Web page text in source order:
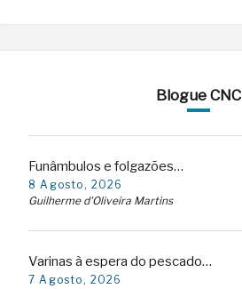
Blogue CNC
Funâmbulos e folgazões…
8 Agosto, 2026
Guilherme d'Oliveira Martins
Varinas à espera do pescado…
7 Agosto, 2026